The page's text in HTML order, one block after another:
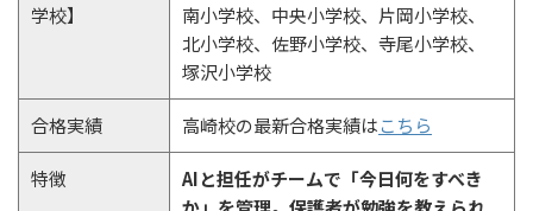
学校】
南小学校、中央小学校、片岡小学校、
北小学校、佐野小学校、寺尾小学校、
塚沢小学校
合格実績 高崎校の最新合格実績はこちら
特徴
AIと担任がチームで「今日何をすべき